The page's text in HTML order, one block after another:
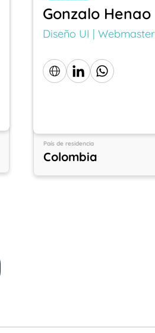
Gonzalo
Diseño UI |
País de residencia
Colombia